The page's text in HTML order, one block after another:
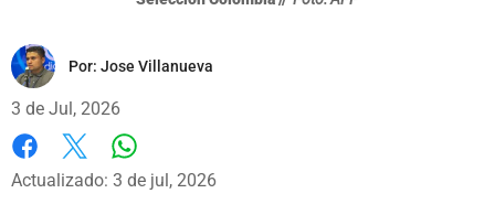
Por: Jose Villanueva
3 de Jul, 2026
Facebook
X Whatsapp
Actualizado: 3 de jul, 2026